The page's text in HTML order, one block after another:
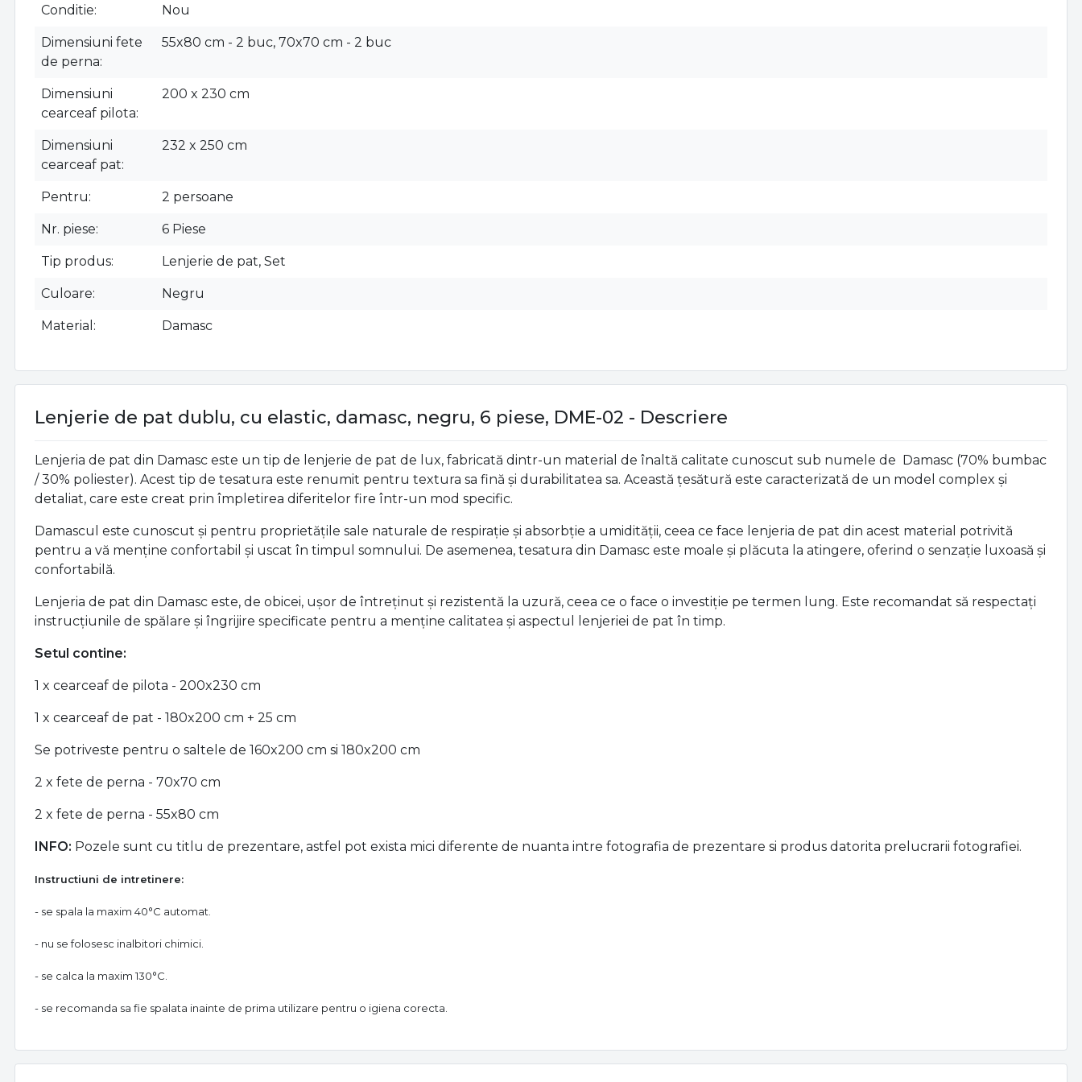
Conditie Nou
Dimensiuni fete
de perna
55x80 cm - 2 buc, 70x70 cm - 2 buc
Dimensiuni
cearceaf pilota
200 x 230 cm
Dimensiuni
cearceaf pat
232 x 250 cm
Pentru 2 persoane
Nr. piese 6 Piese
Tip produs Lenjerie de pat, Set
Culoare Negru
Material Damasc
Lenjerie de pat dublu, cu elastic, damasc, negru, 6 piese, DME-02 - Descriere
Lenjeria de pat din Damasc este un tip de lenjerie de pat de lux, fabricată dintr-un material de înaltă calitate cunoscut sub numele de Damasc (70% bumbac
/ 30% poliester). Acest tip de tesatura este renumit pentru textura sa fină și durabilitatea sa. Această țesătură este caracterizată de un model complex și
detaliat, care este creat prin împletirea diferitelor fire într-un mod specific.
Damascul este cunoscut și pentru proprietățile sale naturale de respirație și absorbție a umidității, ceea ce face lenjeria de pat din acest material potrivită
pentru a vă menține confortabil și uscat în timpul somnului. De asemenea, tesatura din Damasc este moale și plăcuta la atingere, oferind o senzație luxoasă și
confortabilă.
Lenjeria de pat din Damasc este, de obicei, ușor de întreținut și rezistentă la uzură, ceea ce o face o investiție pe termen lung. Este recomandat să respectați
instrucțiunile de spălare și îngrijire specificate pentru a menține calitatea și aspectul lenjeriei de pat în timp.
Setul contine:
1 x cearceaf de pilota - 200x230 cm
1 x cearceaf de pat - 180x200 cm + 25 cm
Se potriveste pentru o saltele de 160x200 cm si 180x200 cm
2 x fete de perna - 70x70 cm
2 x fete de perna - 55x80 cm
INFO: Pozele sunt cu titlu de prezentare, astfel pot exista mici diferente de nuanta intre fotografia de prezentare si produs datorita prelucrarii fotografiei.
Instructiuni de intretinere:
- se spala la maxim 40°C automat.
- nu se folosesc inalbitori chimici.
- se calca la maxim 130°C.
- se recomanda sa fie spalata inainte de prima utilizare pentru o igiena corecta.